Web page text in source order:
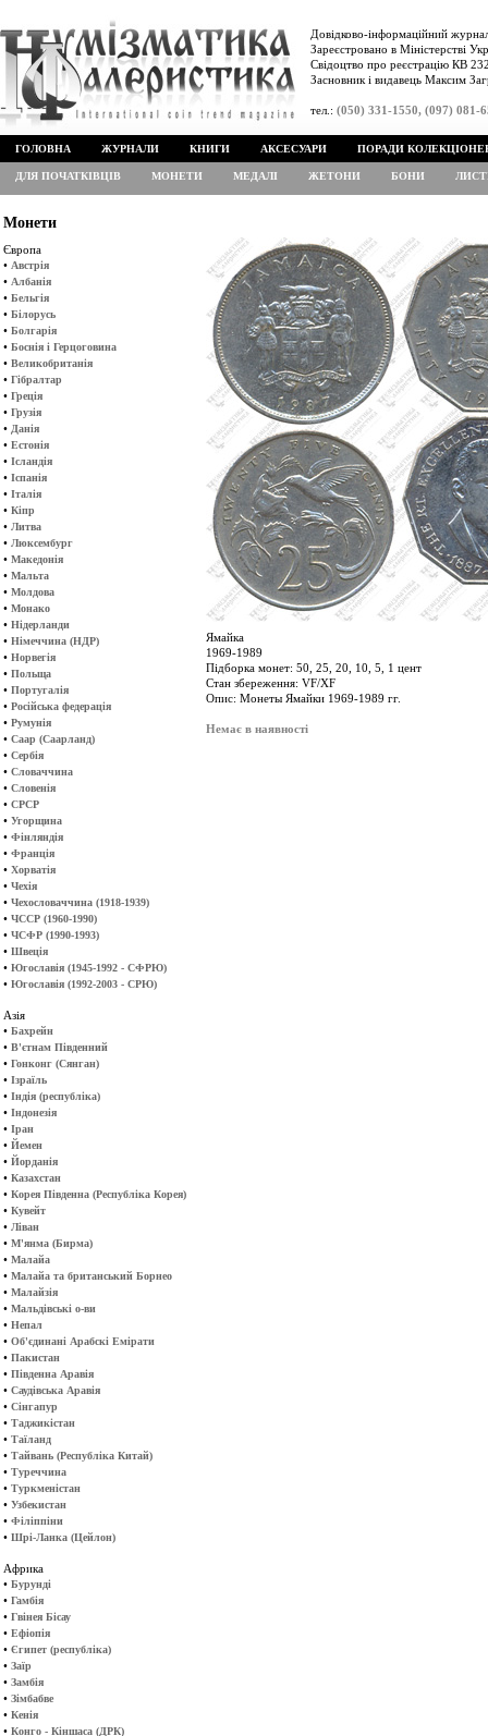
Довідково-інформаційний
Зареєстровано в Міністерстві
Свідоцтво про реєстрацію КВ
Засновник і видавець Максим
тел.: (050) 331-1550, (097) 081-
ГОЛОВНА ЖУРНАЛИ КНИГИ АКСЕСУАРИ ПОРАДИ
ДЛЯ ПОЧАТКІВЦІВ МОНЕТИ МЕДАЛІ ЖЕТОНИ БОНИ
Монети
Європа
• Австрія
• Албанія
• Бельгія
• Білорусь
• Болгарія
• Боснія і Герцоговина
• Великобританія
• Гібралтар
• Греція
• Грузія
• Данія
• Естонія
• Ісландія
• Іспанія
• Італія
• Кіпр
• Литва
• Люксембург
• Македонія
• Мальта
• Молдова
• Монако
• Нідерланди
• Німеччина (НДР)
• Норвегія
• Польща
• Португалія
• Російська федерація
• Румунія
• Саар (Саарланд)
• Сербія
• Словаччина
• Словенія
• СРСР
• Угорщина
• Фінляндія
• Франція
• Хорватія
• Чехія
• Чехословаччина (1918-1939)
• ЧССР (1960-1990)
• ЧСФР (1990-1993)
• Швеція
• Югославія (1945-1992 - СФРЮ)
• Югославія (1992-2003 - СРЮ)
Азія
• Бахрейн
• В'єтнам Південний
• Гонконг (Сянган)
• Ізраїль
• Індія (республіка)
• Індонезія
• Іран
• Йемен
• Йорданія
• Казахстан
• Корея Південна (Республіка Корея)
• Кувейт
• Ліван
• М'янма (Бирма)
• Малайа
• Малайа та британський Борнео
• Малайзія
• Мальдівські о-ви
• Непал
• Об'єдинані Арабскі Емірати
• Пакистан
• Південна Аравія
• Саудівська Аравія
• Сінгапур
• Таджикістан
• Таїланд
• Тайвань (Республіка Китай)
• Туреччина
• Туркменістан
• Узбекистан
• Філіппіни
• Шрі-Ланка (Цейлон)
Африка
• Бурунді
• Гамбія
• Гвінея Бісау
• Ефіопія
• Єгипет (республіка)
• Заїр
• Замбія
• Зімбабве
• Кенія
• Конго - Кіншаса (ДРК)
Ямайка
1969-1989
Підборка монет: 50, 25, 20, 10, 5, 1 цент
Стан збереження: VF/XF
Опис: Монеты Ямайки 1969-1989 гг.
Немає в наявності